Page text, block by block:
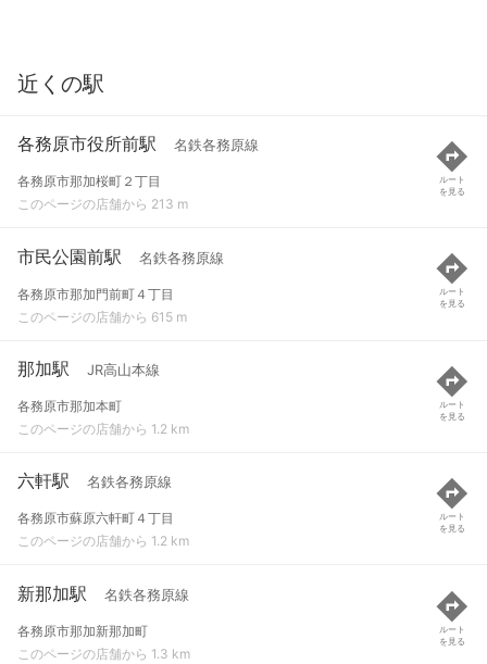
近くの駅
各務原市役所前駅 名鉄各務原線
各務原市那加桜町２丁目
このページの店舗から 213 m
ルート
を見る
市民公園前駅 名鉄各務原線
各務原市那加門前町４丁目
このページの店舗から 615 m
ルート
を見る
那加駅 JR高山本線
各務原市那加本町
このページの店舗から 1.2 km
ルート
を見る
六軒駅 名鉄各務原線
各務原市蘇原六軒町４丁目
このページの店舗から 1.2 km
ルート
を見る
新那加駅 名鉄各務原線
各務原市那加新那加町
このページの店舗から 1.3 km
ルート
を見る